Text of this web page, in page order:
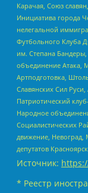
Карачая, Союз
Инициатива города
нелегальной
Футбольного Клуба
им. Степана
объединение Атака,
Артподготовка,
Славянских Сил
Патриотический
Народное
Социалистических
движение, Невоград,
депутатов
Источник:
* Реестр